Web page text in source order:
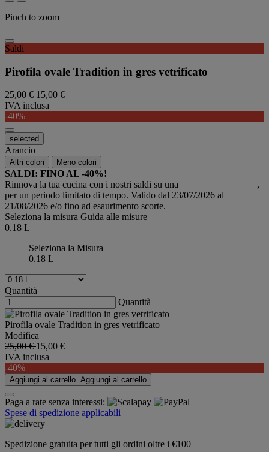
Pinch to zoom
Saldi
Pirofila ovale Tradition in gres vetrificato
25,00 €15,00 €
IVA inclusa
-40%
selected
Arancio
Altri colori Meno colori
SALDI: FINO AL -40%!
Rinnova la tua cucina con i nostri saldi su una
,
per un periodo limitato di tempo. Valido dal 23/07/2026 al
21/08/2026 e/o fino ad esaurimento scorte.
Seleziona la misura Guida alle misure
0.18 L
Seleziona la Misura
0.18 L
Quantità
Quantità
Pirofila ovale Tradition in gres vetrificato
Modifica
25,00 €15,00 €
IVA inclusa
-40%
Aggiungi al carrello Aggiungi al carrello
Paga a rate senza interessi:
Spese di spedizione applicabili
Spedizione gratuita per tutti gli ordini oltre i €100